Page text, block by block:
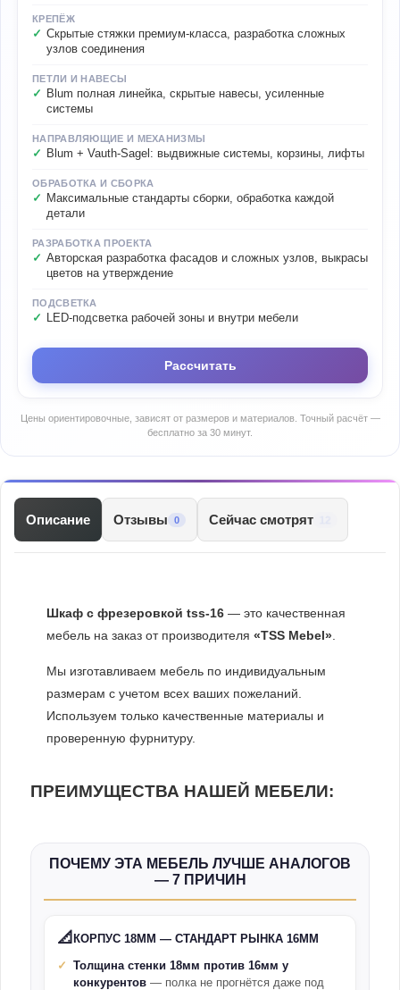
КРЕПЁЖ
Скрытые стяжки премиум-класса, разработка сложных
узлов соединения
ПЕТЛИ И НАВЕСЫ
Blum полная линейка, скрытые навесы, усиленные
системы
НАПРАВЛЯЮЩИЕ И МЕХАНИЗМЫ
Blum + Vauth-Sagel: выдвижные системы, корзины, лифты
ОБРАБОТКА И СБОРКА
Максимальные стандарты сборки, обработка каждой
детали
РАЗРАБОТКА ПРОЕКТА
Авторская разработка фасадов и сложных узлов, выкрасы
цветов на утверждение
ПОДСВЕТКА
LED-подсветка рабочей зоны и внутри мебели
Рассчитать
Цены ориентировочные, зависят от размеров и материалов. Точный расчёт —
бесплатно за 30 минут.
Описание Отзывы 0 Сейчас смотрят
Шкаф с фрезеровкой tss-16 — это качественная
мебель на заказ от производителя «TSS Mebel»
Мы изготавливаем мебель по индивидуальным
размерам с учетом всех ваших пожеланий.
Используем только качественные материалы и
проверенную фурнитуру.
ПРЕИМУЩЕСТВА НАШЕЙ МЕБЕЛИ:
ПОЧЕМУ ЭТА МЕБЕЛЬ ЛУЧШЕ АНАЛОГОВ
— 7 ПРИЧИН
📐 КОРПУС 18ММ — СТАНДАРТ РЫНКА 16ММ
Толщина стенки 18мм против 16мм у
конкурентов — полка не прогнётся даже под